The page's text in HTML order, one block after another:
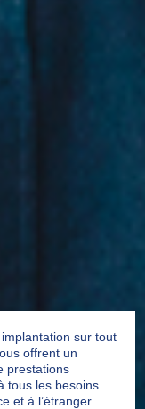
sur tout
offrent un
prestations
tous les besoins
et à l’étranger.